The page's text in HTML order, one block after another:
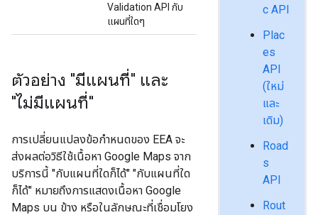
c API
Plac
es
API
(ใหม่
และ
เดิม)
Road
s
API
Rout
Validation API กับ
แผนที่ใดๆ
ตัวอย่าง "มีแผนที่" และ
"ไม่มีแผนที่"
การเปลี่ยนแปลงข้อกำหนดของ EEA จะ
ส่งผลต่อวิธีใช้เนื้อหา Google Maps จาก
บริการนี้ "กับแผนที่ใดก็ได้" "กับแผนที่ใด
ก็ได้" หมายถึงการแสดงเนื้อหา Google
Maps บน ข้าง หรือในลักษณะที่เชื่อมโยง